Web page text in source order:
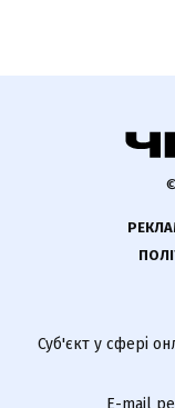
Суб'єкт у сфері
E-mail